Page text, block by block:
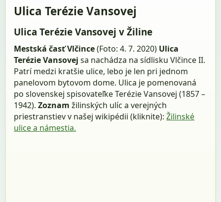
Ulica Terézie Vansovej
Ulica Terézie Vansovej v Žiline
Mestská časť Vlčince(Foto: 4. 7. 2020) Ulica
Terézie Vansovejsa nachádza na sídlisku Vlčince II.
Patrí medzi kratšie ulice, lebo je len pri jednom
panelovom bytovom dome. Ulica je pomenovaná
po slovenskej spisovateľke Terézie Vansovej (1857 –
1942).Zoznamžilinských ulíc a verejných
priestranstiev v našej wikipédii (kliknite):Žilinské
ulice a námestia.